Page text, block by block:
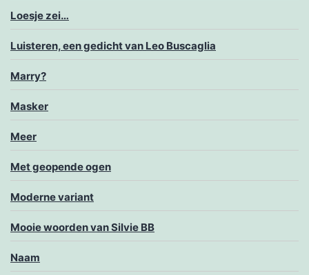
Loesje zei…
Luisteren, een gedicht van Leo Buscaglia
Marry?
Masker
Meer
Met geopende ogen
Moderne variant
Mooie woorden van Silvie BB
Naam